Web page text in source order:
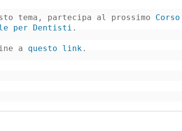
tema, partecipa al prossimo Corso
per Dentisti
a questo link.